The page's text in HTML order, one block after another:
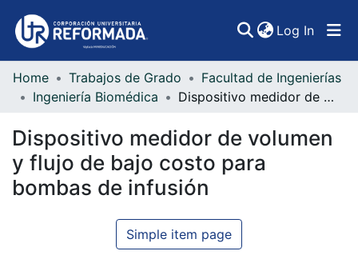
Log In
Communities & Collections
Statistics
Home Trabajos de Grado
Facultad de Ingenierías
Ingeniería Biomédica
Dispositivo medidor de volumen y flujo de bajo costo para bombas de infusión
Dispositivo medidor de volumen
y flujo de bajo costo para
bombas de infusión
Simple item page